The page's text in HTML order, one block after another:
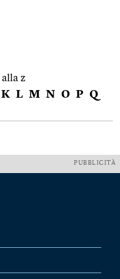
z
K L M N O P Q
PUBBLICITÀ